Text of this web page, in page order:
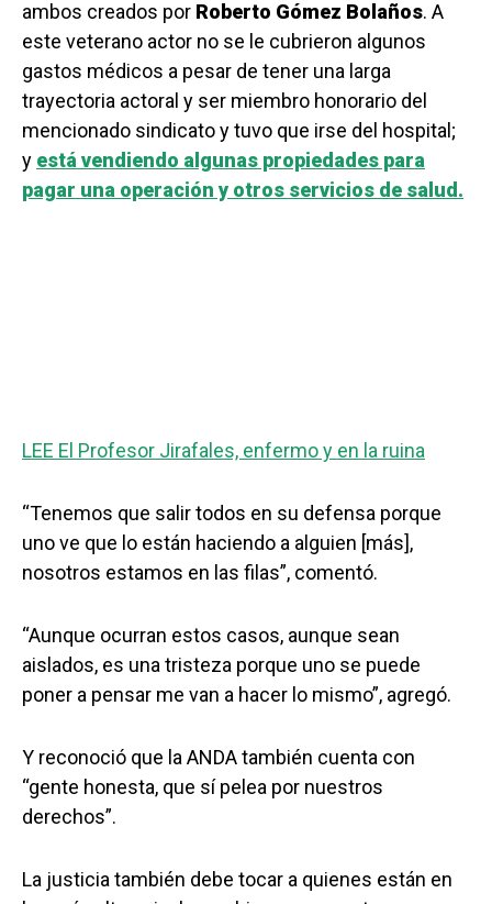
ambos creados por Roberto Gómez Bolaños. A
este veterano actor no se le cubrieron algunos
gastos médicos a pesar de tener una larga
trayectoria actoral y ser miembro honorario del
mencionado sindicato y tuvo que irse del hospital;
y está vendiendo algunas propiedades para
pagar una operación y otros servicios de salud.
LEE El Profesor Jirafales, enfermo y en la ruina
“Tenemos que salir todos en su defensa porque
uno ve que lo están haciendo a alguien [más],
nosotros estamos en las filas”, comentó.
“Aunque ocurran estos casos, aunque sean
aislados, es una tristeza porque uno se puede
poner a pensar me van a hacer lo mismo”, agregó.
Y reconoció que la ANDA también cuenta con
“gente honesta, que sí pelea por nuestros
derechos”.
La justicia también debe tocar a quienes están en